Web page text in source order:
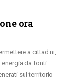
ora
a cittadini,
da fonti
sul territorio